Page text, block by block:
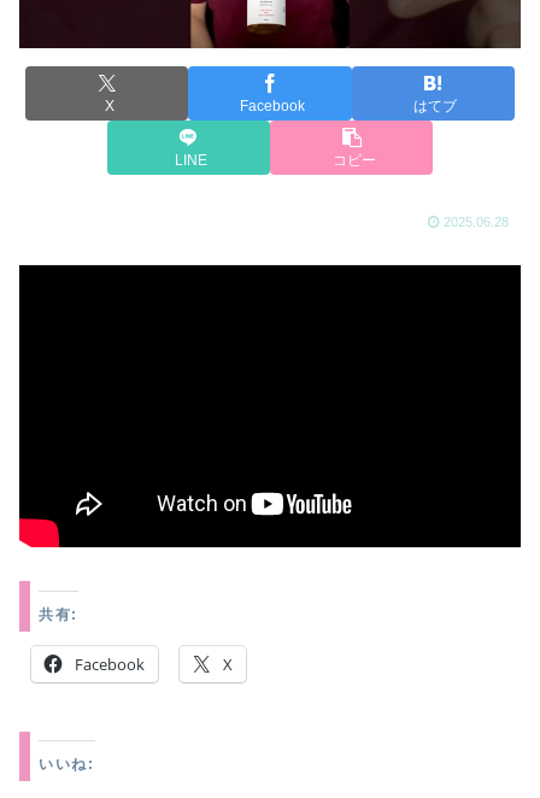
X Facebook はてブ
LINE コピー
2025.06.28
共有:
Facebook X
いいね: